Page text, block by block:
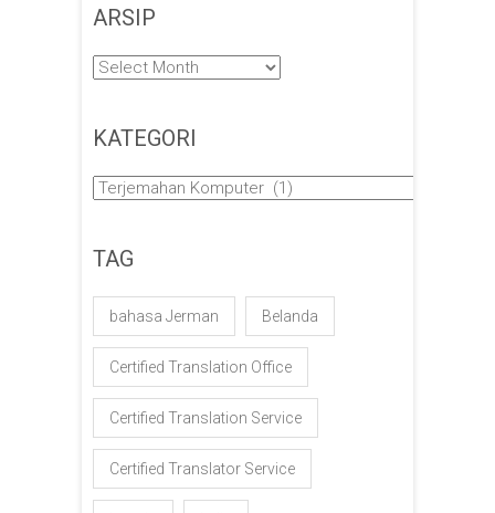
ARSIP
Arsip
KATEGORI
Kategori
TAG
bahasa Jerman Belanda
Certified Translation Office
Certified Translation Service
Certified Translator Service